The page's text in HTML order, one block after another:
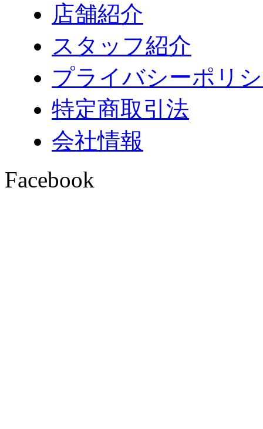
店舗紹介
スタッフ紹介
プライバシーポリ
特定商取引法
会社情報
Facebook